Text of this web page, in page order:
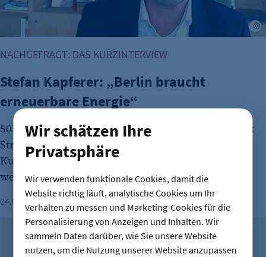
Wir schätzen Ihre
Privatsphäre
Wir verwenden funktionale Cookies, damit die
Website richtig läuft, analytische Cookies um Ihr
Verhalten zu messen und Marketing-Cookies für die
Personalisierung von Anzeigen und Inhalten. Wir
sammeln Daten darüber, wie Sie unsere Website
nutzen, um die Nutzung unserer Website anzupassen
NACHGEFRAGT: DAS KURZINTERVIEW
Stefan Kapferer: „Berlin braucht
erneuerbare Energie“
50Hertz versorgt rund 18 Millionen Menschen mit
Strom. CEO Stefan Kapferer erzählt im
Kurzinterview, wie Berlins Energie-Infrastruktur
wettbewerbsfähig bleibt.
04.08.2026 Dauer: 3 Minuten Aaron Baumgart
Vorgestellt: Ricardo dos Santos Miquelino